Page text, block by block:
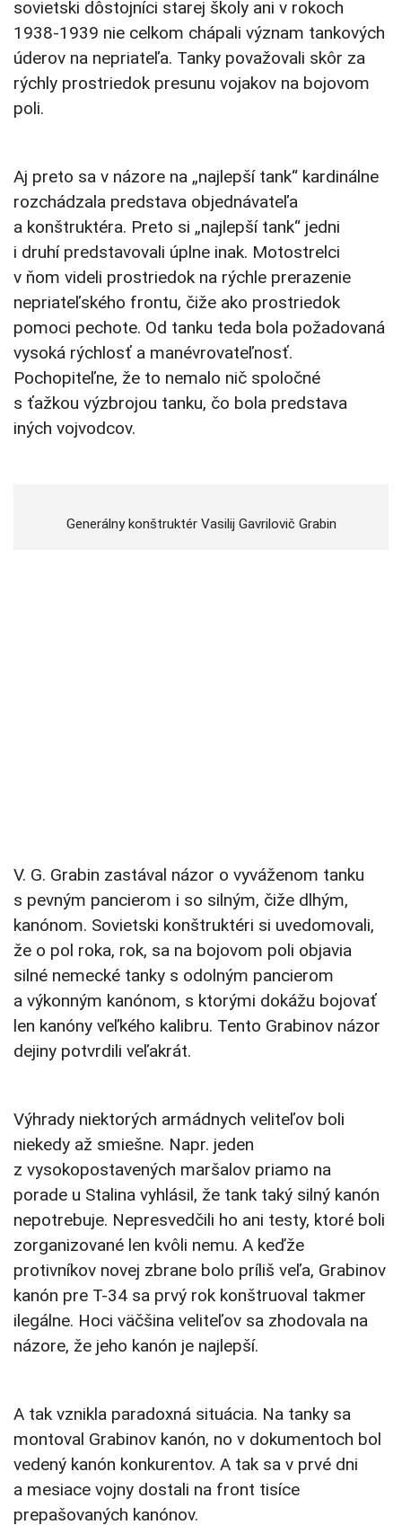
sovietski dôstojníci starej školy ani v rokoch
1938-1939 nie celkom chápali význam tankových
úderov na nepriateľa. Tanky považovali skôr za
rýchly prostriedok presunu vojakov na bojovom
poli.
Aj preto sa v názore na „najlepší tank“ kardinálne
rozchádzala predstava objednávateľa
a konštruktéra. Preto si „najlepší tank“ jedni
i druhí predstavovali úplne inak. Motostrelci
v ňom videli prostriedok na rýchle prerazenie
nepriateľského frontu, čiže ako prostriedok
pomoci pechote. Od tanku teda bola požadovaná
vysoká rýchlosť a manévrovateľnosť.
Pochopiteľne, že to nemalo nič spoločné
s ťažkou výzbrojou tanku, čo bola predstava
iných vojvodcov.
Generálny konštruktér Vasilij Gavrilovič Grabin
V. G. Grabin zastával názor o vyváženom tanku
s pevným pancierom i so silným, čiže dlhým,
kanónom. Sovietski konštruktéri si uvedomovali,
že o pol roka, rok, sa na bojovom poli objavia
silné nemecké tanky s odolným pancierom
a výkonným kanónom, s ktorými dokážu bojovať
len kanóny veľkého kalibru. Tento Grabinov názor
dejiny potvrdili veľakrát.
Výhrady niektorých armádnych veliteľov boli
niekedy až smiešne. Napr. jeden
z vysokopostavených maršalov priamo na
porade u Stalina vyhlásil, že tank taký silný kanón
nepotrebuje. Nepresvedčili ho ani testy, ktoré boli
zorganizované len kvôli nemu. A keďže
protivníkov novej zbrane bolo príliš veľa, Grabinov
kanón pre T-34 sa prvý rok konštruoval takmer
ilegálne. Hoci väčšina veliteľov sa zhodovala na
názore, že jeho kanón je najlepší.
A tak vznikla paradoxná situácia. Na tanky sa
montoval Grabinov kanón, no v dokumentoch bol
vedený kanón konkurentov. A tak sa v prvé dni
a mesiace vojny dostali na front tisíce
prepašovaných kanónov.